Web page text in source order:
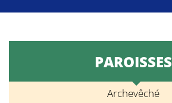
PAROISSES
Archevêché